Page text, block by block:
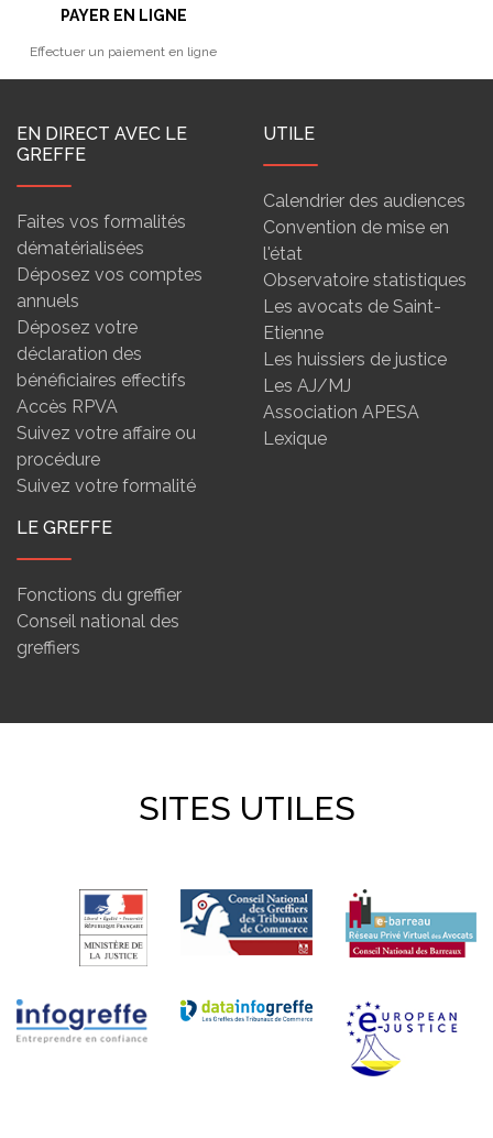
PAYER EN LIGNE
Effectuer un paiement en ligne
EN DIRECT AVEC LE
GREFFE
Faites vos formalités
dématérialisées
Déposez vos comptes
annuels
Déposez votre
déclaration des
bénéficiaires effectifs
Accès RPVA
Suivez votre affaire ou
procédure
Suivez votre formalité
UTILE
Calendrier des audiences
Convention de mise en
l'état
Observatoire statistiques
Les avocats de Saint-
Etienne
Les huissiers de justice
Les AJ/MJ
Association APESA
Lexique
LE GREFFE
Fonctions du greffier
Conseil national des
greffiers
SITES UTILES